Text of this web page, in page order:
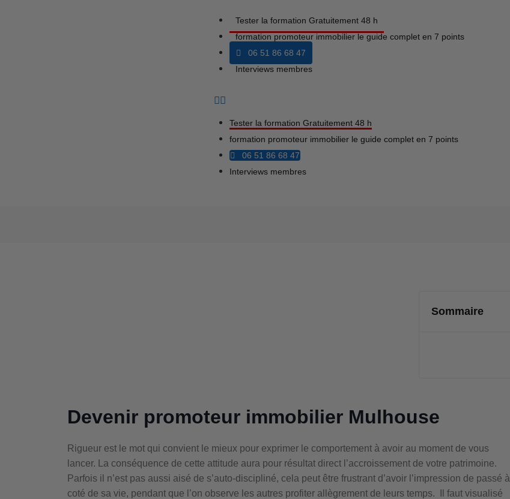
Tester la formation Gratuitement 48 h
formation promoteur immobilier le guide complet en 7 points
06 51 86 68 47
Interviews membres
Tester la formation Gratuitement 48 h
formation promoteur immobilier le guide complet en 7 points
06 51 86 68 47
Interviews membres
Sommaire
Devenir promoteur immobilier Mulhouse
Rigueur est le mot qui convient le mieux pour exprimer le comportement à avoir au moment de vous
lancer. La conséquence de cette attitude aura pour résultat direct l’accroissement de votre patrimoine.
Parfois il n’est pas aussi aisé de s’auto-discipliné, cela peut être frustrant d’avoir l’impression de passé à
coté de sa vie, pendant que l’on observe les autres profiter allègrement de leurs temps. Il faut visualisé